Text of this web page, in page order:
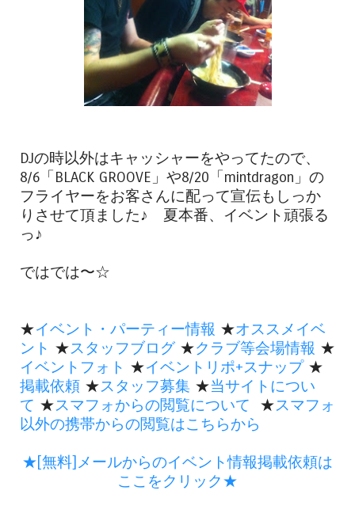
DJの時以外はキャッシャーをやってたので、
8/6「BLACK GROOVE」や8/20「mintdragon」の
フライヤーをお客さんに配って宣伝もしっか
りさせて頂ました♪ 夏本番、イベント頑張る
っ♪
ではでは〜☆
★イベント・パーティー情報 ★オススメイベ
ント ★スタッフブログ ★クラブ等会場情報 ★
イベントフォト ★イベントリポ+スナップ★
掲載依頼 ★スタッフ募集 ★当サイトについ
て ★スマフォからの閲覧について ★スマフォ
以外の携帯からの閲覧はこちらから
★[無料]メールからのイベント情報掲載依頼は
ここをクリック★